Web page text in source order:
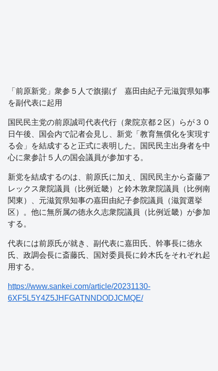
「前原新党」衆参５人で旗揚げ 嘉田由紀子元滋賀県知事
を副代表に起用
国民民主党の前原誠司代表代行（衆院京都２区）らが３０
日午後、国会内で記者会見し、新党「教育無償化を実現す
る会」を結成すると正式に表明した。国民民主出身者を中
心に衆参計５人の国会議員が参加する。
新党を結成するのは、前原氏に加え、国民民主から斎藤ア
レックス衆院議員（比例近畿）と鈴木敦衆院議員（比例南
関東）、元滋賀県知事の嘉田由紀子参院議員（滋賀選挙
区）。他に無所属の徳永久志衆院議員（比例近畿）が参加
する。
代表には前原氏が就き、副代表に嘉田氏、幹事長に徳永
氏、政調会長に斎藤氏、国対委員長に鈴木氏をそれぞれ起
用する。
https://www.sankei.com/article/20231130-
6XF5L5Y4Z5JHFGATNNDODJCMQE/